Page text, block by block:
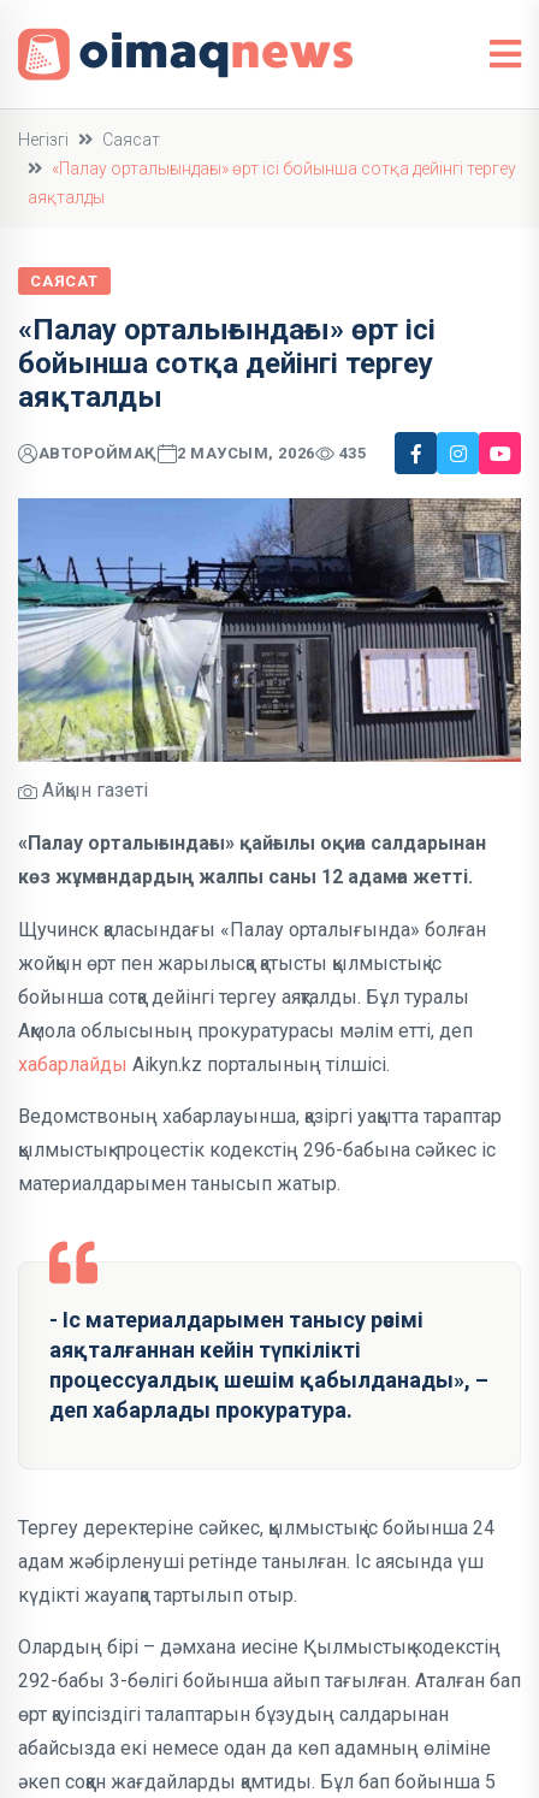
Негізгі
Саясат
«Палау орталығындағы» өрт ісі бойынша сотқа дейінгі тергеу
аяқталды
САЯСАТ
«Палау орталығындағы» өрт ісі
бойынша сотқа дейінгі тергеу
аяқталды
АВТОРОЙМАҚ 2 МАУСЫМ, 2026 435
Айқын газеті
«Палау орталығындағы» қайғылы оқиға салдарынан
көз жұмғандардың жалпы саны 12 адамға жетті.
Щучинск қаласындағы «Палау орталығында» болған
жойқын өрт пен жарылысқа қатысты қылмыстық іс
бойынша сотқа дейінгі тергеу аяқталды. Бұл туралы
Ақмола облысының прокуратурасы мәлім етті, деп
хабарлайды Aikyn.kz порталының тілшісі.
Ведомствоның хабарлауынша, қазіргі уақытта тараптар
қылмыстық-процестік кодекстің 296-бабына сәйкес іс
материалдарымен танысып жатыр.
- Іс материалдарымен танысу рәсімі
аяқталғаннан кейін түпкілікті
процессуалдық шешім қабылданады», –
деп хабарлады прокуратура.
Тергеу деректеріне сәйкес, қылмыстық іс бойынша 24
адам жәбірленуші ретінде танылған. Іс аясында үш
күдікті жауапқа тартылып отыр.
Олардың бірі – дәмхана иесіне Қылмыстық кодекстің
292-бабы 3-бөлігі бойынша айып тағылған. Аталған бап
өрт қауіпсіздігі талаптарын бұзудың салдарынан
абайсызда екі немесе одан да көп адамның өліміне
әкеп соққан жағдайларды қамтиды. Бұл бап бойынша 5